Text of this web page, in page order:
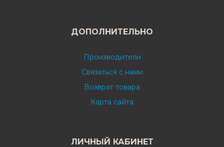
ДОПОЛНИТЕЛЬНО
Производители
Связаться с нами
Возврат товара
Карта сайта
ЛИЧНЫЙ КАБИНЕТ